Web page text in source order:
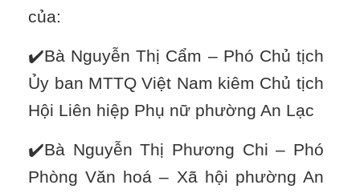
của:
✔️Bà Nguyễn Thị Cẩm – Phó Chủ tịch
Ủy ban MTTQ Việt Nam kiêm Chủ tịch
Hội Liên hiệp Phụ nữ phường An Lạc
✔️Bà Nguyễn Thị Phương Chi – Phó
Phòng Văn hoá – Xã hội phường An